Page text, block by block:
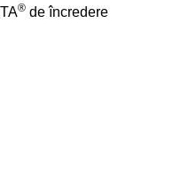
® de încredere